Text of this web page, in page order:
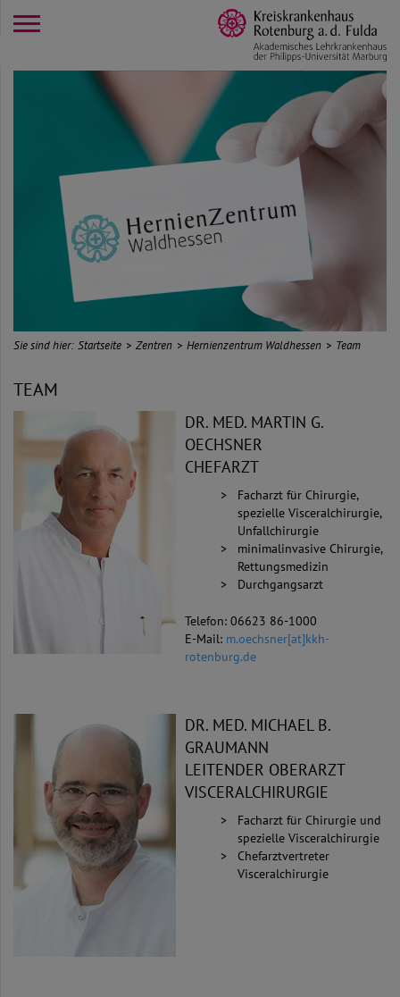
Sie sind hier: Startseite Zentren Hernienzentrum Waldhessen Team
TEAM
DR. MED. MARTIN G.
OECHSNER
CHEFARZT
Facharzt für Chirurgie,
spezielle Visceralchirurgie,
Unfallchirurgie
minimalinvasive Chirurgie,
Rettungsmedizin
Durchgangsarzt
Telefon: 06623 86-1000
E-Mail: m.oechsner[at]kkh-
rotenburg.de
DR. MED. MICHAEL B.
GRAUMANN
LEITENDER OBERARZT
VISCERALCHIRURGIE
Facharzt für Chirurgie und
spezielle Visceralchirurgie
Chefarztvertreter
Visceralchirurgie